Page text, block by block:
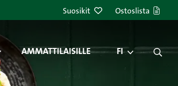
Suosikit Ostoslista
AMMATTILAISILLE FI